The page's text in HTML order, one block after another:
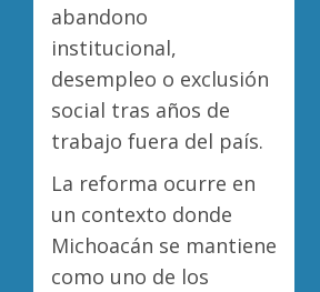
abandono
institucional,
desempleo o exclusión
social tras años de
trabajo fuera del país.
La reforma ocurre en
un contexto donde
Michoacán se mantiene
como uno de los